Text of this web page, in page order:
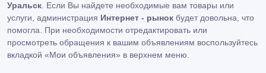
Уральск . Если Вы найдете необходимые вам товары или
услуги, администрация Интернет - рынок будет довольна, что
помогла. При необходимости отредактировать или
просмотреть обращения к вашим объявлениям воспользуйтесь
вкладкой «Мои объявления» в верхнем меню.